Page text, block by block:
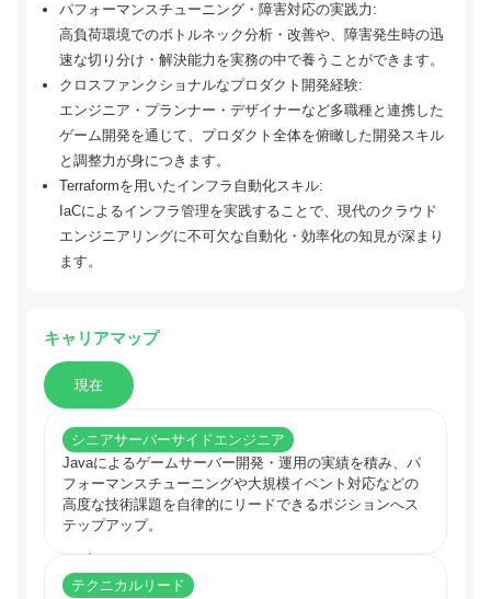
パフォーマンスチューニング・障害対応の実践力:
高負荷環境でのボトルネック分析・改善や、障害発生時の迅
速な切り分け・解決能力を実務の中で養うことができます。
クロスファンクショナルなプロダクト開発経験:
エンジニア・プランナー・デザイナーなど多職種と連携した
ゲーム開発を通じて、プロダクト全体を俯瞰した開発スキル
と調整力が身につきます。
Terraformを用いたインフラ自動化スキル:
IaCによるインフラ管理を実践することで、現代のクラウド
エンジニアリングに不可欠な自動化・効率化の知見が深まり
ます。
キャリアマップ
現在
シニアサーバーサイドエンジニア
Javaによるゲームサーバー開発・運用の実績を積み、パ
フォーマンスチューニングや大規模イベント対応などの
高度な技術課題を自律的にリードできるポジションへス
テップアップ。
テクニカルリード